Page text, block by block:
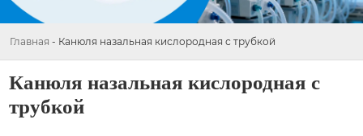
Главная - Канюля назальная кислородная с трубкой
Канюля назальная кислородная с
трубкой